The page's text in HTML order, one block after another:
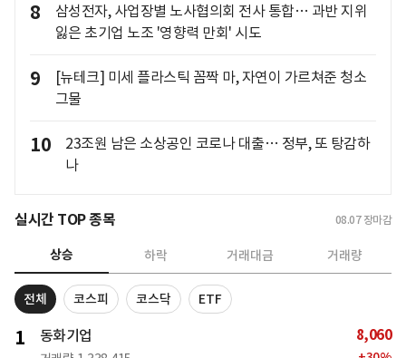
8
삼성전자, 사업장별 노사협의회 전사 통합… 과반 지위
잃은 초기업 노조 '영향력 만회' 시도
9
[뉴테크] 미세 플라스틱 꼼짝 마, 자연이 가르쳐준 청소
그물
10
23조원 남은 소상공인 코로나 대출… 정부, 또 탕감하
나
실시간 TOP 종목 08.07 장마감
상승 하락 거래대금 거래량
전체 코스피 코스닥 ETF
1 동화기업 8,060